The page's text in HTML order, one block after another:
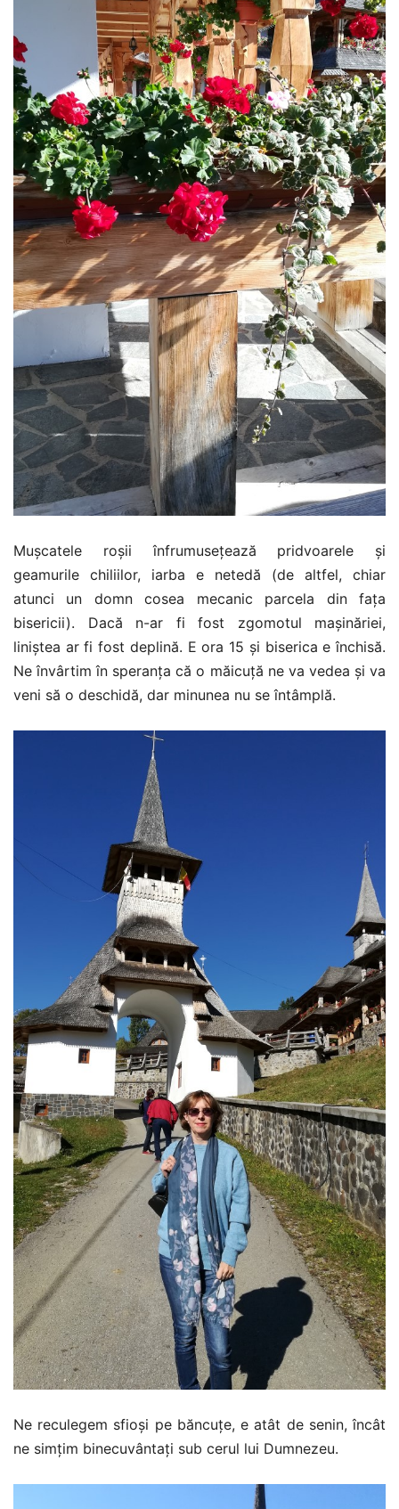
Mușcatele roșii înfrumusețează pridvoarele și
geamurile chiliilor, iarba e netedă (de altfel, chiar
atunci un domn cosea mecanic parcela din fața
bisericii). Dacă n-ar fi fost zgomotul mașinăriei,
liniștea ar fi fost deplină. E ora 15 și biserica e închisă.
Ne învârtim în speranța că o măicuță ne va vedea și va
veni să o deschidă, dar minunea nu se întâmplă.
Ne reculegem sfioși pe băncuțe, e atât de senin, încât
ne simțim binecuvântați sub cerul lui Dumnezeu.